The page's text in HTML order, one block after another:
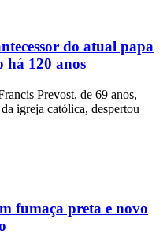
do atual papa
há 120 anos
Prevost, de 69 anos,
igreja católica, despertou
fumaça preta e novo